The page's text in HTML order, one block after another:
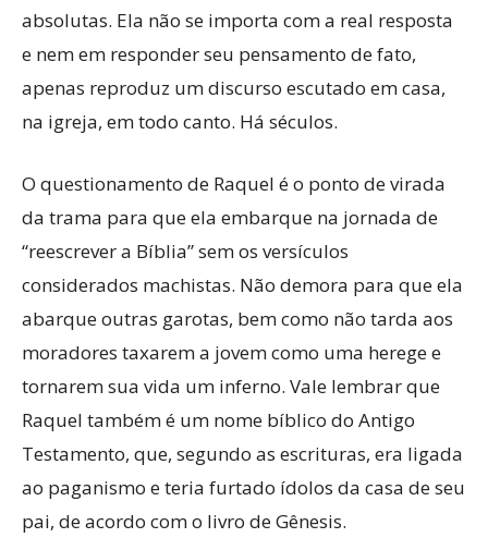
absolutas. Ela não se importa com a real resposta
e nem em responder seu pensamento de fato,
apenas reproduz um discurso escutado em casa,
na igreja, em todo canto. Há séculos.
O questionamento de Raquel é o ponto de virada
da trama para que ela embarque na jornada de
“reescrever a Bíblia” sem os versículos
considerados machistas. Não demora para que ela
abarque outras garotas, bem como não tarda aos
moradores taxarem a jovem como uma herege e
tornarem sua vida um inferno. Vale lembrar que
Raquel também é um nome bíblico do Antigo
Testamento, que, segundo as escrituras, era ligada
ao paganismo e teria furtado ídolos da casa de seu
pai, de acordo com o livro de Gênesis.